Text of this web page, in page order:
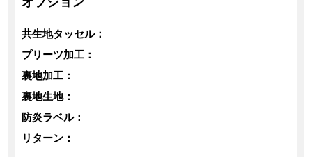
共生地タッセル：
プリーツ加工：
裏地加工：
裏地生地：
防炎ラベル：
リターン：